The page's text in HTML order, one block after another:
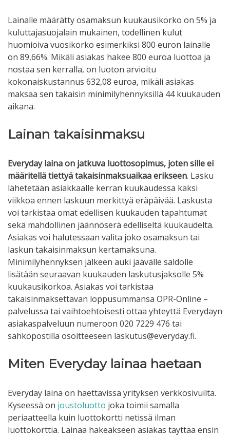
Lainalle määrätty osamaksun kuukausikorko on 5% ja
kuluttajasuojalain mukainen, todellinen kulut
huomioiva vuosikorko esimerkiksi 800 euron lainalle
on 89,66%. Mikäli asiakas hakee 800 euroa luottoa ja
nostaa sen kerralla, on luoton arvioitu
kokonaiskustannus 632,08 euroa, mikäli asiakas
maksaa sen takaisin minimilyhennyksillä 44 kuukauden
aikana.
Lainan takaisinmaksu
Everyday laina on jatkuva luottosopimus, joten sille ei
määritellä tiettyä takaisinmaksuaikaa erikseen. Lasku
lähetetään asiakkaalle kerran kuukaudessa kaksi
viikkoa ennen laskuun merkittyä eräpäivää. Laskusta
voi tarkistaa omat edellisen kuukauden tapahtumat
sekä mahdollinen jäännöserä edelliseltä kuukaudelta.
Asiakas voi halutessaan valita joko osamaksun tai
laskun takaisinmaksun kertamaksuna.
Minimilyhennyksen jälkeen auki jäävälle saldolle
lisätään seuraavan kuukauden laskutusjaksolle 5%
kuukausikorkoa. Asiakas voi tarkistaa
takaisinmaksettavan loppusummansa OPR-Online –
palvelussa tai vaihtoehtoisesti ottaa yhteyttä Everydayn
asiakaspalveluun numeroon 020 7229 476 tai
sähköpostilla osoitteeseen laskutus@everyday.fi.
Miten Everyday lainaa haetaan
Everyday laina on haettavissa yrityksen verkkosivuilta.
Kyseessä on joustoluotto joka toimii samalla
periaatteella kuin luottokortti netissä ilman
luottokorttia. Lainaa hakeakseen asiakas täyttää ensin